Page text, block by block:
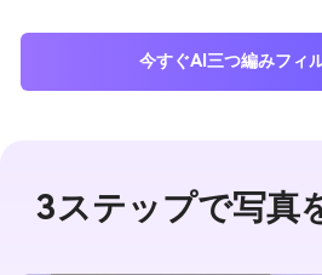
今すぐAI三つ編みフィ
3ステップで写真